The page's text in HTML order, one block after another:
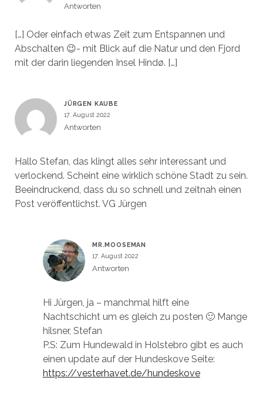
Antworten
[…] Oder einfach etwas Zeit zum Entspannen und
Abschalten 😉- mit Blick auf die Natur und den Fjord
mit der darin liegenden Insel Hindø. […]
JÜRGEN KAUBE
17. August 2022
Antworten
Hallo Stefan, das klingt alles sehr interessant und
verlockend. Scheint eine wirklich schöne Stadt zu sein.
Beeindruckend, dass du so schnell und zeitnah einen
Post veröffentlichst. VG Jürgen
MR.MOOSEMAN
17. August 2022
Antworten
Hi Jürgen, ja – manchmal hilft eine
Nachtschicht um es gleich zu posten 🙂 Mange
hilsner, Stefan
P.S: Zum Hundewald in Holstebro gibt es auch
einen update auf der Hundeskove Seite:
https://vesterhavet.de/hundeskove